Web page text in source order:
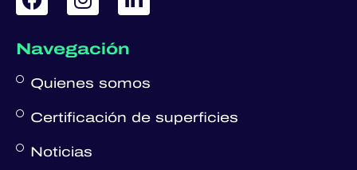
Navegación
Quienes somos
Certificación de superficies
Noticias